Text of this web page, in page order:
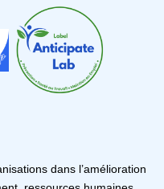
dans l’amélioration